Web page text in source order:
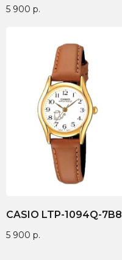
5 900 р.
CASIO LTP-1094Q-7B8
5 900 р.